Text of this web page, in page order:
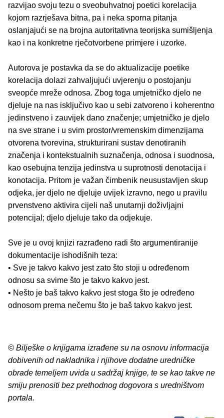
razvijao svoju tezu o sveobuhvatnoj poetici korelacija
kojom razrješava bitna, pa i neka sporna pitanja
oslanjajući se na brojna autoritativna teorijska sumišljenja
kao i na konkretne rječotvorbene primjere i uzorke.
Autorova je postavka da se do aktualizacije poetike
korelacija dolazi zahvaljujući uvjerenju o postojanju
sveopće mreže odnosa. Zbog toga umjetničko djelo ne
djeluje na nas isključivo kao u sebi zatvoreno i koherentno
jedinstveno i zauvijek dano značenje; umjetničko je djelo
na sve strane i u svim prostor/vremenskim dimenzijama
otvorena tvorevina, strukturirani sustav denotiranih
značenja i kontekstualnih suznačenja, odnosa i suodnosa,
kao osebujna tenzija jedinstva u suprotnosti denotacija i
konotacija. Pritom je važan čimbenik neusustavljen skup
odjeka, jer djelo ne djeluje uvijek izravno, nego u pravilu
prvenstveno aktivira cijeli naš unutarnji doživljajni
potencijal; djelo djeluje tako da odjekuje.
Sve je u ovoj knjizi razrađeno radi što argumentiranije
dokumentacije ishodišnih teza:
• Sve je takvo kakvo jest zato što stoji u određenom
odnosu sa svime što je takvo kakvo jest.
• Nešto je baš takvo kakvo jest stoga što je određeno
odnosom prema nečemu što je baš takvo kakvo jest.
© Bilješke o knjigama izrađene su na osnovu informacija
dobivenih od nakladnika i njihove dodatne uredničke
obrade temeljem uvida u sadržaj knjige, te se kao takve ne
smiju prenositi bez prethodnog dogovora s uredništvom
portala.